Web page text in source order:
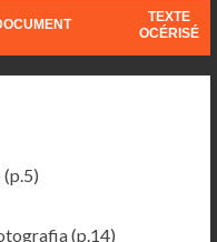
TEXTE
OCÉRISÉ
(p.5)
(p.14)